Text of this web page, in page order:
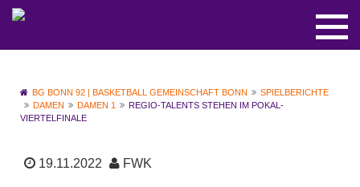
BG BONN 92 | BASKETBALL GEMEINSCHAFT BONN
SPIELBERICHTE
DAMEN
DAMEN 1
REGIO-TALENTS STEHEN IM POKAL-
VIERTELFINALE
19.11.2022 FWK